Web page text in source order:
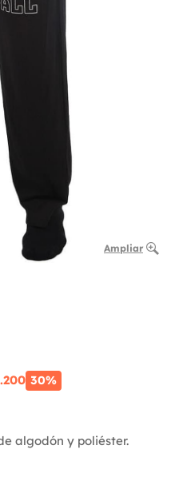
Ampliar
30%
algodón y poliéster.